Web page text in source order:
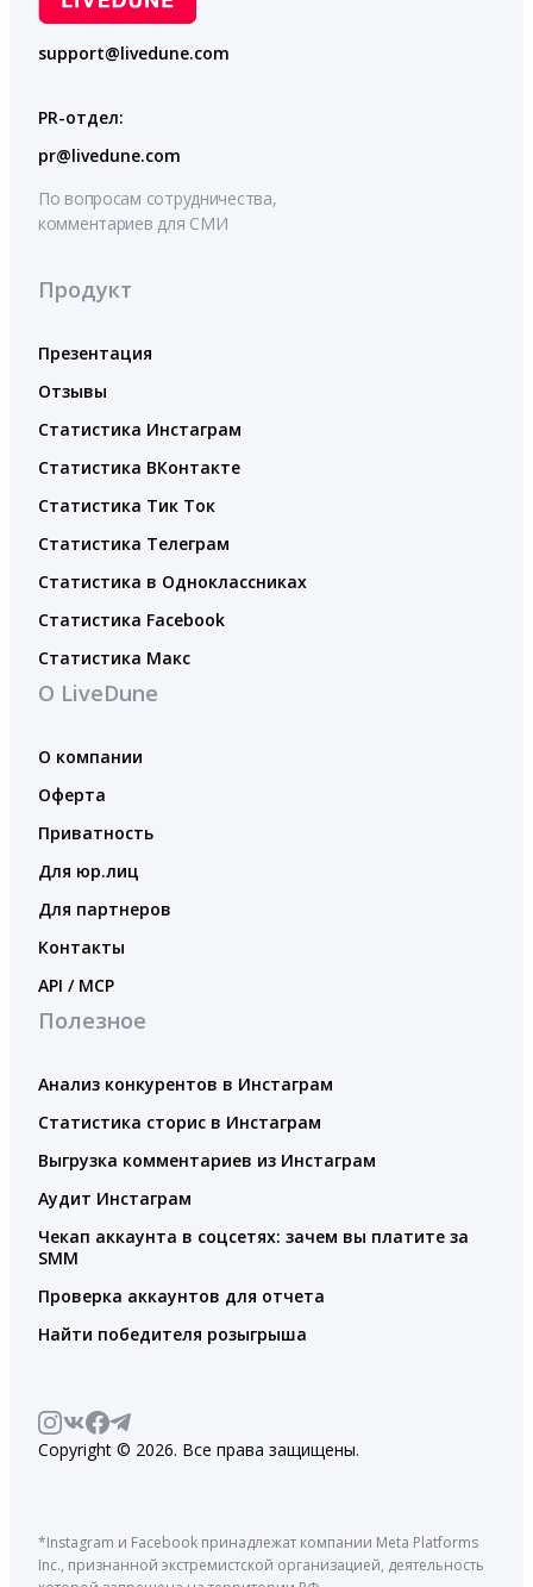
support@livedune.com
PR-отдел:
pr@livedune.com
По вопросам сотрудничества,
комментариев для СМИ
Продукт
Презентация
Отзывы
Статистика Инстаграм
Статистика ВКонтакте
Статистика Тик Ток
Статистика Телеграм
Статистика в Одноклассниках
Статистика Facebook
Статистика Макс
О LiveDune
О компании
Оферта
Приватность
Для юр.лиц
Для партнеров
Контакты
API / MCP
Полезное
Анализ конкурентов в Инстаграм
Статистика сторис в Инстаграм
Выгрузка комментариев из Инстаграм
Аудит Инстаграм
Чекап аккаунта в соцсетях: зачем вы платите за
SMM
Проверка аккаунтов для отчета
Найти победителя розыгрыша
Copyright © 2026. Все права защищены.
*Instagram и Facebook принадлежат компании Meta Platforms
Inc., признанной экстремистской организацией, деятельность